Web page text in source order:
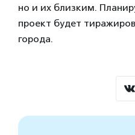
но и их близким.
проект будет
города.